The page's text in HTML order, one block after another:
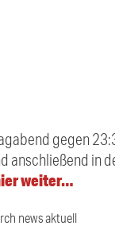
gegen
anschließend in
weiter…
news aktuell